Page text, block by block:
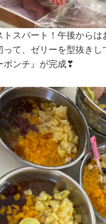
トスパート！午後からは
って、ゼリーを型抜きし
ポンチ』が完成❣